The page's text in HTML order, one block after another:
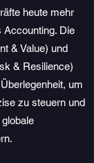
heute mehr
Die
& Value) und
& Resilience)
um
zu steuern und